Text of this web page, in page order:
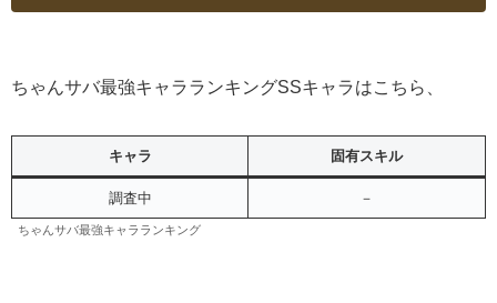
ちゃんサバ最強キャラランキングSSキャラはこちら、
キャラ 固有スキル
調査中 －
ちゃんサバ最強キャラランキング